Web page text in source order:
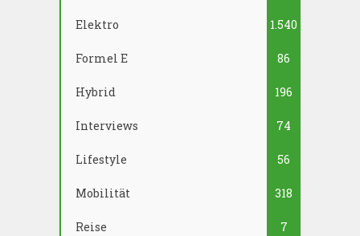
Elektro 1.540
Formel E 86
Hybrid 196
Interviews 74
Lifestyle 56
Mobilität 318
Reise 7